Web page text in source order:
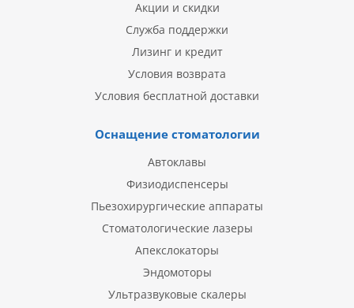
Акции и скидки
Служба поддержки
Лизинг и кредит
Условия возврата
Условия бесплатной доставки
Оснащение стоматологии
Автоклавы
Физиодиспенсеры
Пьезохирургические аппараты
Стоматологические лазеры
Апекслокаторы
Эндомоторы
Ультразвуковые скалеры